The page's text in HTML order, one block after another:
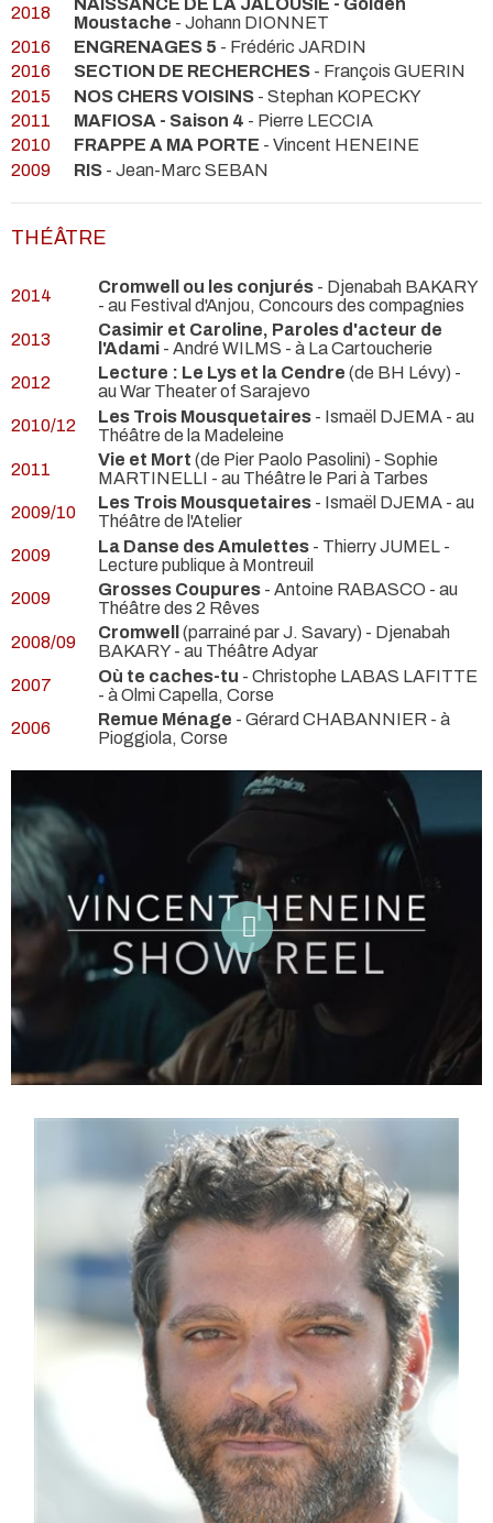
2018
Moustache - Johann DIONNET
2016
ENGRENAGES 5 - Frédéric JARDIN
2016
SECTION DE RECHERCHES - François GUERIN
2015
NOS CHERS VOISINS - Stephan KOPECKY
2011
MAFIOSA - Saison 4 - Pierre LECCIA
2010
FRAPPE A MA PORTE - Vincent HENEINE
2009
RIS - Jean-Marc SEBAN
THÉÂTRE
2014 Cromwell ou les conjurés - Djenabah BAKARY
- au Festival d'Anjou, Concours des compagnies
2013
Casimir et Caroline, Paroles d'acteur de
l'Adami - André WILMS - à La Cartoucherie
2012
Lecture : Le Lys et la Cendre (de BH Lévy) -
au War Theater of Sarajevo
2010/12
Les Trois Mousquetaires - Ismaël DJEMA - au
Théâtre de la Madeleine
2011
Vie et Mort (de Pier Paolo Pasolini) - Sophie
MARTINELLI - au Théâtre le Pari à Tarbes
2009/10
Les Trois Mousquetaires - Ismaël DJEMA - au
Théâtre de l'Atelier
2009
La Danse des Amulettes - Thierry JUMEL -
Lecture publique à Montreuil
2009
Grosses Coupures - Antoine RABASCO - au
Théâtre des 2 Rêves
2008/09
Cromwell
(parrainé par J. Savary) - Djenabah
BAKARY- au Théâtre Adyar
2007
Où te caches-tu - Christophe LABAS LAFITTE
- à Olmi Capella, Corse
2006
Remue Ménage - Gérard CHABANNIER - à
Pioggiola, Corse